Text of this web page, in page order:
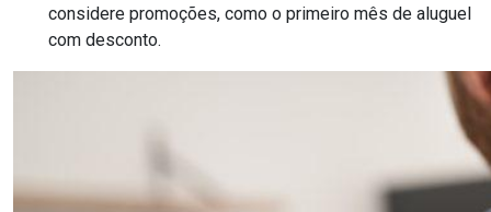
considere promoções, como o primeiro mês de aluguel
com desconto.